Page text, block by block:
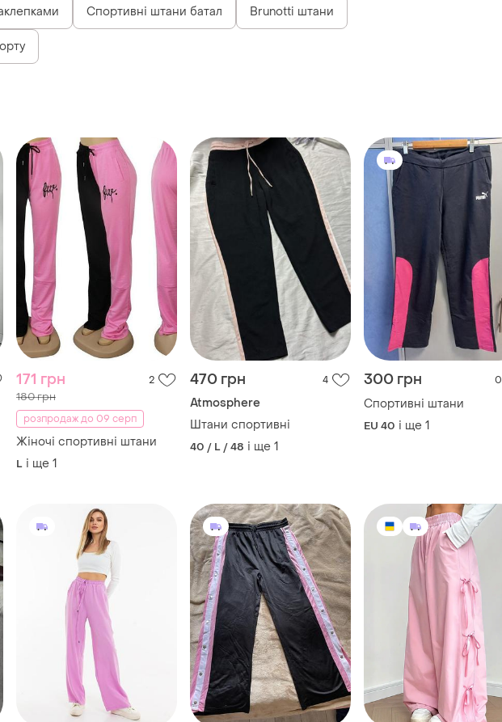
Спортивні штани батал Brunotti штани
171 грн 2
180 грн
розпродаж до 09 серп
Жіночі спортивні штани
L і ще 1
470 грн 4
Atmosphere
Штани спортивні
40 / L / 48 і ще 1
300 грн 0
Спортивні штани
EU 40 і ще 1